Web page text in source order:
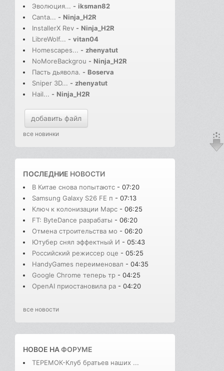
Эволюция... - iksman82
Canta... - Ninja_H2R
InstallerX Rev - Ninja_H2R
LibreWolf... - vitan04
Homescapes... - zhenyatut
NoMoreBackgrou - Ninja_H2R
Пасть дьявола. - Boserva
Sniper 3D... - zhenyatut
Hail... - Ninja_H2R
добавить файл
все новинки
ПОСЛЕДНИЕ НОВОСТИ
В Китае снова попытаютс - 07:20
Samsung Galaxy S26 FE п - 07:13
Ключ к колонизации Марс - 06:25
FT: ByteDance разрабаты - 06:20
Отмена строительства мо - 06:20
Ютубер снял эффектный И - 05:43
Российский режиссер оце - 05:25
HandyGames переименовал - 04:35
Google Chrome теперь тр - 04:25
OpenAI приостановила ра - 04:20
все новости
НОВОЕ НАФОРУМЕ
ТЕРЕМОК-Клуб братьев наших ...